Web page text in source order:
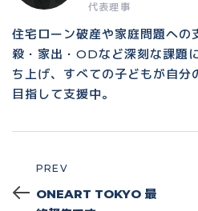
代表理事
住宅ローン破産や家庭問題への
殺・家出・ODなど深刻な課題
ち上げ、すべての子どもが自分
目指して支援中。
Prev
PREV
ONEART TOKYO 最